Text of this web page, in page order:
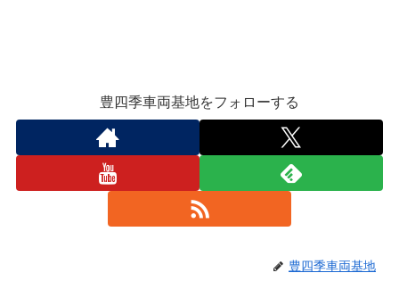
豊四季車両基地をフォローする
豊四季車両基地